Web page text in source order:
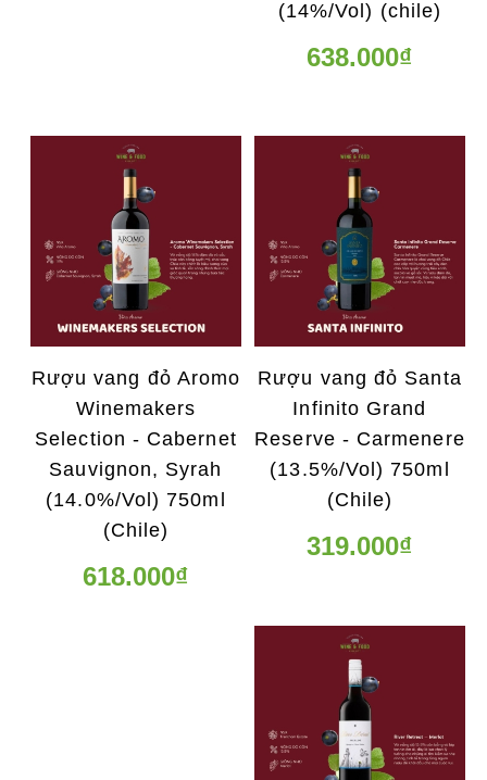
(14%/Vol) (chile)
638.000₫
Rượu vang đỏ Aromo
Winemakers
Selection - Cabernet
Sauvignon, Syrah
(14.0%/Vol) 750ml
(Chile)
618.000₫
Rượu vang đỏ Santa
Infinito Grand
Reserve - Carmenere
(13.5%/Vol) 750ml
(Chile)
319.000₫